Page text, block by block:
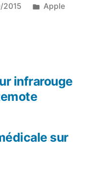
2015
Publié
Apple
:
sur
: infrarouge